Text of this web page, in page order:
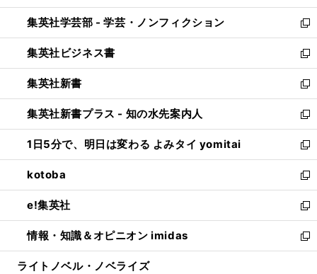
開
く
ウ
で
開
く
ン
ド
ウ
で
開
く
ウ
ィ
ン
ド
ウ
で
開
く
集英社学芸部 - 学芸・ノンフィクション
新
し
い
ウ
ィ
ン
ド
ウ
で
開
く
集英社ビジネス書
新
し
い
ウ
ィ
ン
ド
ウ
で
開
く
集英社新書
新
し
い
ウ
ィ
ン
ド
ウ
で
開
く
集英社新書プラス - 知の水先案内人
新
し
い
ウ
ィ
ン
ド
ウ
で
開
1日5分で、明日は変わる よみタイ yomitai
新
し
い
ウ
ィ
ン
ド
ウ
kotoba
新
し
い
ウ
ィ
ン
e!集英社
新
し
い
ウ
情報・知識＆オピニオン imidas
新
し
ライトノベル・ノベライズ